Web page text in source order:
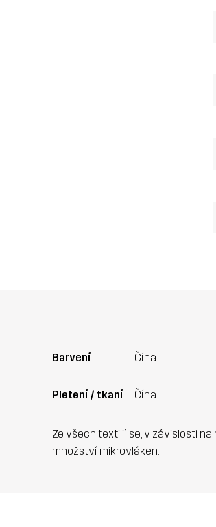
Barvení Čína
Pletení / tkaní Čína
Ze všech textilií se, v závislosti
množství mikrovláken.